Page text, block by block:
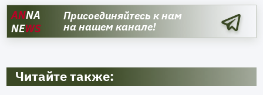
ANNA
NEWS
Присоединяйтесь к нам
на нашем канале!
Читайте также: